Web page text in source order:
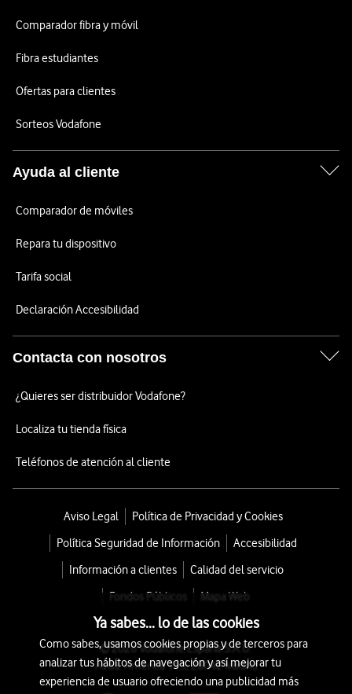
Comparador fibra y móvil
Fibra estudiantes
Ofertas para clientes
Sorteos Vodafone
Ayuda al cliente
Comparador de móviles
Repara tu dispositivo
Tarifa social
Declaración Accesibilidad
Contacta con nosotros
¿Quieres ser distribuidor Vodafone?
Localiza tu tienda física
Teléfonos de atención al cliente
Aviso Legal
Política de Privacidad y Cookies
Política Seguridad de Información
Accesibilidad
Información a clientes
Calidad del servicio
Fondos Públicos
Mapa Web
© 2026 Vodafone España S.A.U.
Avda. América 115, 28042 Madrid
Ya sabes... lo de las cookies
Como sabes, usamos cookies propias y de terceros para
analizar tus hábitos de navegación y así mejorar tu
experiencia de usuario ofreciendo una publicidad más